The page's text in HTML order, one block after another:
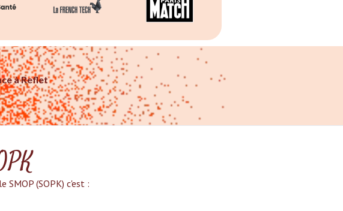
à Reflet
SMOP (SOPK) c'est :‍